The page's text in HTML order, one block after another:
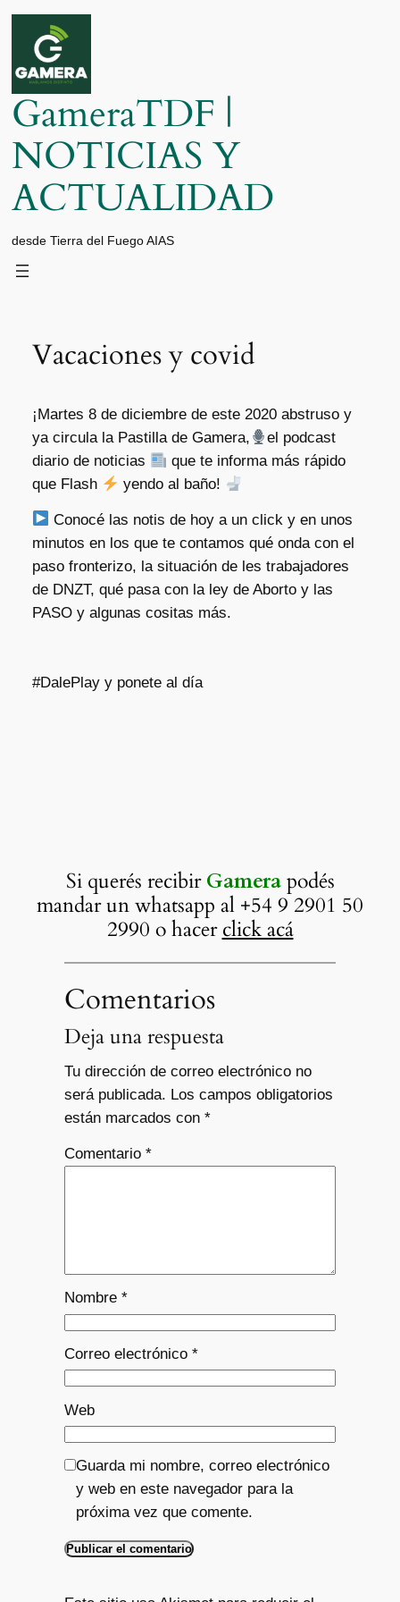
Saltar
contenido
GameraTDF |
NOTICIAS Y
ACTUALIDAD
desde Tierra del Fuego AIAS
Vacaciones y covid
¡Martes 8 de diciembre de este 2020 abstruso y
ya circula la Pastilla de Gamera,
el podcast
diario de noticias
que te informa más rápido
que Flash
yendo al baño!
Conocé las notis de hoy a un click y en unos
minutos en los que te contamos qué onda con el
paso fronterizo, la situación de les trabajadores
de DNZT, qué pasa con la ley de Aborto y las
PASO y algunas cositas más.
#DalePlay y ponete al día
Si querés recibirGamerapodés
mandar un whatsapp al +54 9 2901 50
2990 o hacerclick acá
Comentarios
Deja una respuesta
Tu dirección de correo electrónico no
será publicada. Los campos obligatorios
están marcados con *
Comentario *
Nombre *
Correo electrónico *
Web
Guarda mi nombre, correo electrónico
y web en este navegador para la
próxima vez que comente.